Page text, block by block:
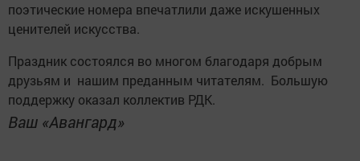
поэтические номера впечатлили даже искушенных
ценителей искусства.
Праздник состоялся во многом благодаря добрым
друзьям и нашим преданным читателям. Большую
поддержку оказал коллектив РДК.
Ваш «Авангард»